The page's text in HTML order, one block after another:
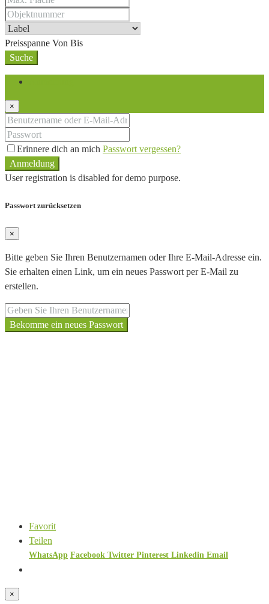
Preisspanne Von Bis
Suche
×
Erinnere dich an mich Passwort vergessen?
Anmeldung
User registration is disabled for demo purpose.
Passwort zurücksetzen
×
Bitte geben Sie Ihren Benutzernamen oder Ihre E-Mail-Adresse ein.
Sie erhalten einen Link, um ein neues Passwort per E-Mail zu
erstellen.
Bekomme ein neues Passwort
Favorit
Teilen
WhatsApp Facebook Twitter Pinterest Linkedin Email
×